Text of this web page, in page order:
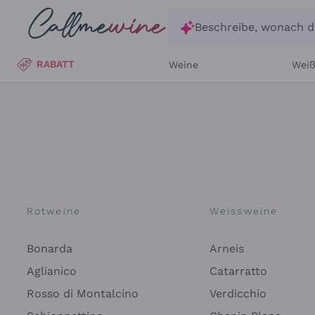
Zum Hauptinhalt springen
Beschreibe, wonach
RABATT Weine
Rotweine
Bonarda
Aglianico
Rosso di Montalcino
Weissweine
Arneis
Catarratto
Verdicchio